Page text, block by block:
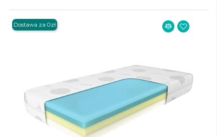
Dostawa za 0zł